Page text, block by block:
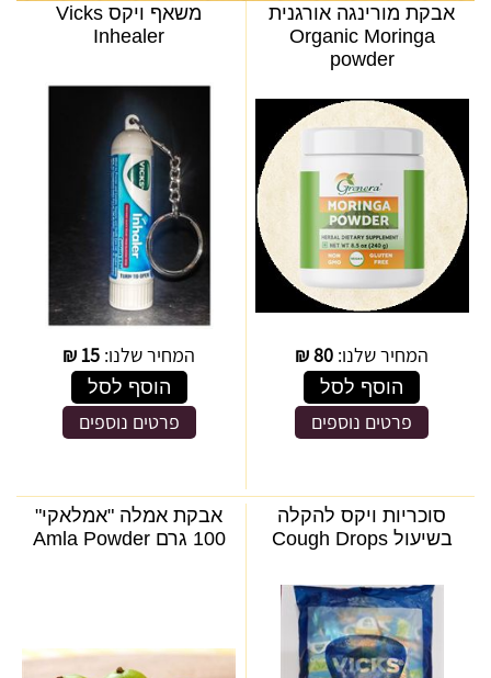
אבקת מורינגה אורגנית
Organic Moringa
powder
המחיר שלנו: 80
₪
הוסף לסל
פרטים נוספים
משאף ויקס Vicks
Inhealer
המחיר שלנו: 15
₪
הוסף לסל
פרטים נוספים
סוכריות ויקס להקלה
בשיעול Cough Drops
אבקת אמלה "אמלאקי"
100 גרם Amla Powder